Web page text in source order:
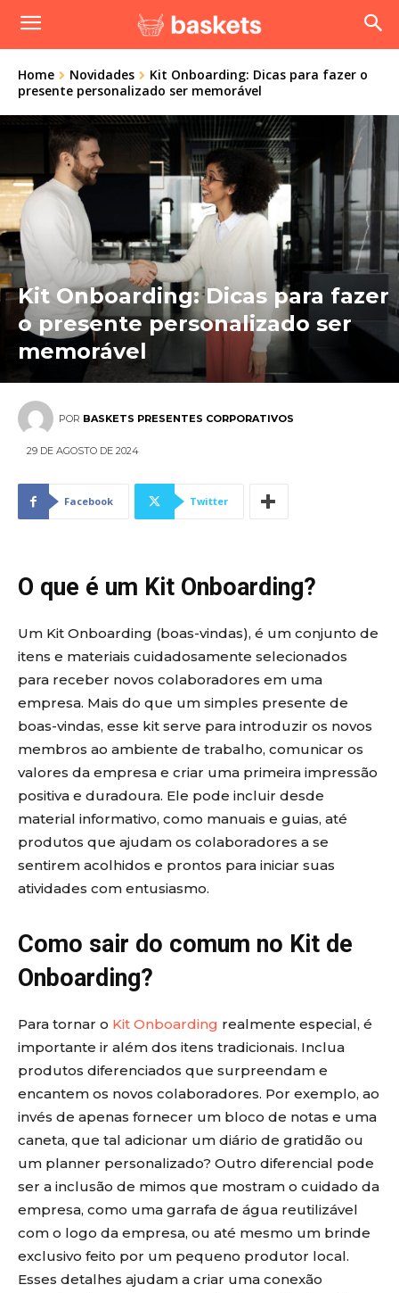
Home Novidades
Kit Onboarding: Dicas para fazer o
presente personalizado ser memorável
Kit Onboarding: Dicas para fazer
o presente personalizado ser
memorável
POR BASKETS PRESENTES CORPORATIVOS
29 DE AGOSTO DE 2024
Facebook Twitter
O que é um Kit Onboarding?
Um Kit Onboarding (boas-vindas), é um conjunto de
itens e materiais cuidadosamente selecionados
para receber novos colaboradores em uma
empresa. Mais do que um simples presente de
boas-vindas, esse kit serve para introduzir os novos
membros ao ambiente de trabalho, comunicar os
valores da empresa e criar uma primeira impressão
positiva e duradoura. Ele pode incluir desde
material informativo, como manuais e guias, até
produtos que ajudam os colaboradores a se
sentirem acolhidos e prontos para iniciar suas
atividades com entusiasmo.
Como sair do comum no Kit de
Onboarding?
Para tornar o Kit Onboarding realmente especial, é
importante ir além dos itens tradicionais. Inclua
produtos diferenciados que surpreendam e
encantem os novos colaboradores. Por exemplo, ao
invés de apenas fornecer um bloco de notas e uma
caneta, que tal adicionar um diário de gratidão ou
um planner personalizado? Outro diferencial pode
ser a inclusão de mimos que mostram o cuidado da
empresa, como uma garrafa de água reutilizável
com o logo da empresa, ou até mesmo um brinde
exclusivo feito por um pequeno produtor local.
Esses detalhes ajudam a criar uma conexão